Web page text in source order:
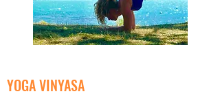
YOGA VINYASA